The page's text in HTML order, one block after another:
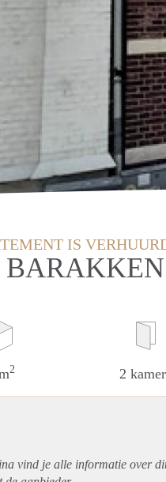
IS
2 2
vind je alle informatie over